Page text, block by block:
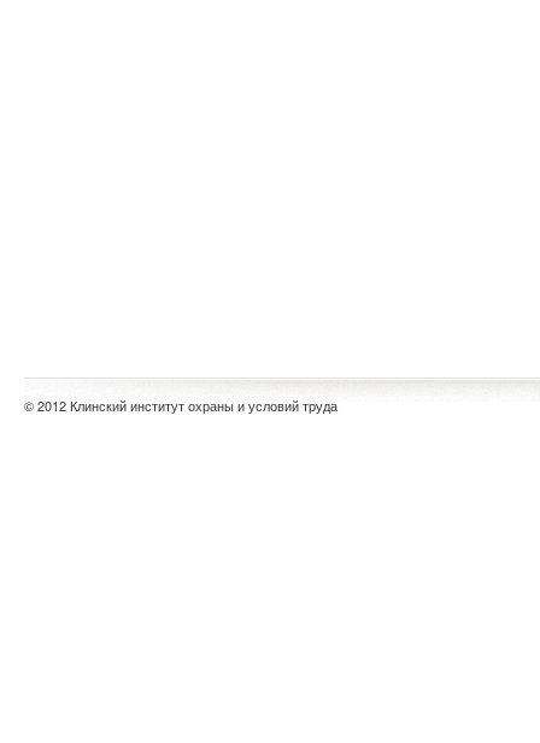
© 2012 Клинский институт охраны и условий труда